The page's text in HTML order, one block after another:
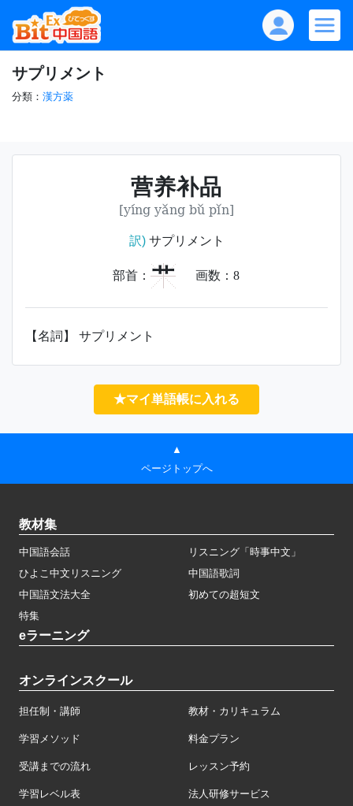
サプリメント
分類： 漢方薬
营养补品
[yíng yǎng bǔ pǐn]
訳)サプリメント
部首： 艹 画数： 8
【名詞】 サプリメント
★マイ単語帳に入れる
▲
ページトップへ
教材集
中国語会話
リスニング「時事中文」
ひよこ中文リスニング
中国語歌詞
中国語文法大全
初めての超短文
特集
eラーニング
オンラインスクール
担任制・講師 教材・カリキュラム
学習メソッド 料金プラン
受講までの流れ レッスン予約
学習レベル表 法人研修サービス